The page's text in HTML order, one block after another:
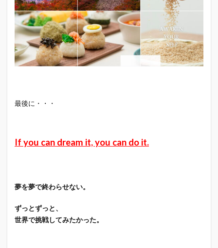
最後に・・・
If you can dream it, you can do it.
夢を夢で終わらせない。
ずっとずっと、
世界で挑戦してみたかった。